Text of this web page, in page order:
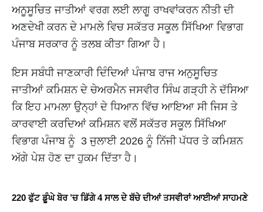
ਅਨੂਸੂਚਿਤ ਜਾਤੀਆਂ ਵਰਗ ਲਈ ਲਾਗੂ ਰਾਖਵਾਂਕਰਨ ਨੀਤੀ ਦੀ
ਅਣਦੇਖੀ ਕਰਨ ਦੇ ਮਾਮਲੇ ਵਿਚ ਸਕੱਤਰ ਸਕੂਲ ਸਿੱਖਿਆ ਵਿਭਾਗ
ਪੰਜਾਬ ਸਰਕਾਰ ਨੂੰ ਤਲਬ ਕੀਤਾ ਗਿਆ ਹੈ।
ਇਸ ਸਬੰਧੀ ਜਾਣਕਾਰੀ ਦਿੰਦਿਆਂ ਪੰਜਾਬ ਰਾਜ ਅਨੁਸੂਚਿਤ
ਜਾਤੀਆਂ ਕਮਿਸ਼ਨ ਦੇ ਚੇਅਰਮੈਨ ਜਸਵੀਰ ਸਿੰਘ ਗੜ੍ਹੀ ਨੇ ਦੱਸਿਆ
ਕਿ ਇਹ ਮਾਮਲਾ ਉਨ੍ਹਾਂ ਦੇ ਧਿਆਨ ਵਿੱਚ ਆਇਆ ਸੀ ਜਿਸ ਤੇ
ਕਾਰਵਾਈ ਕਰਦਿਆਂ ਕਮਿਸ਼ਨ ਵਲੋਂ ਸਕੱਤਰ ਸਕੂਲ ਸਿੱਖਿਆ
ਵਿਭਾਗ ਪੰਜਾਬ ਨੂੰ 3 ਜੁਲਾਈ 2026 ਨੂੰ ਨਿੱਜੀ ਪੱਧਰ ਤੇ ਕਮਿਸ਼ਨ
ਅੱਗੇ ਪੇਸ਼ ਹੋਣ ਦਾ ਹੁਕਮ ਦਿੱਤਾ ਹੈ।
220 ਫੁੱਟ ਡੂੰਘੇ ਬੋਰ ’ਚ ਡਿੱਗੇ 4 ਸਾਲ ਦੇ ਬੱਚੇ ਦੀਆਂ ਤਸਵੀਰਾਂ ਆਈਆਂ ਸਾਹਮਣੇ